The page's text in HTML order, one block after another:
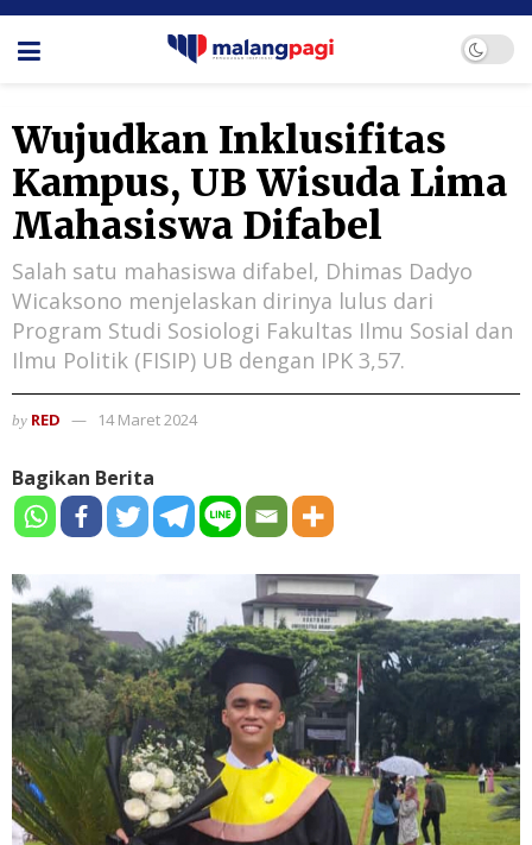
Wujudkan Inklusifitas
Kampus, UB Wisuda Lima
Mahasiswa Difabel
Salah satu mahasiswa difabel, Dhimas Dadyo
Wicaksono menjelaskan dirinya lulus dari
Program Studi Sosiologi Fakultas Ilmu Sosial dan
Ilmu Politik (FISIP) UB dengan IPK 3,57.
by RED 14 Maret 2024
Bagikan Berita